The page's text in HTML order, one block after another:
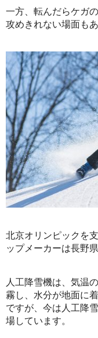
一方、転んだらケガ
攻めきれない場面も
北京オリンピックを
ップメーカーは長野
人工降雪機は、気温
霧し、水分が地面に
ですが、今は人工降
場しています。